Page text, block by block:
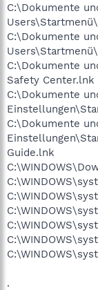
C:\Dokumente
C:\Dokumente
C:\Dokumente
Safety Center.lnk
C:\Dokumente
C:\Dokumente
Guide.lnk
.